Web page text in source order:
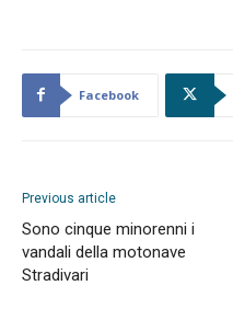
Facebook
Previous article
Sono cinque minorenni i
vandali della motonave
Stradivari